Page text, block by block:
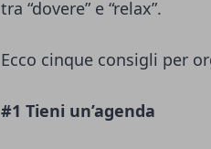
tra “dovere” e “relax”.
Ecco cinque consigli per
#1 Tieni un’agenda